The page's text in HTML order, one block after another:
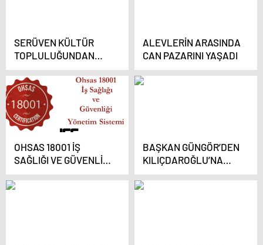
SERÜVEN KÜLTÜR
TOPLULUĞUNDAN
DAYANIŞMA GECESİ
ALEVLERİN ARASINDA
CAN PAZARINI YAŞADI
OHSAS 18001 İŞ
SAĞLIĞI VE GÜVENLİĞİ
YÖNETİM SİSTEMİ
BAŞKAN GÜNGÖR’DEN
KILIÇDAROĞLU’NA
TEPKİ